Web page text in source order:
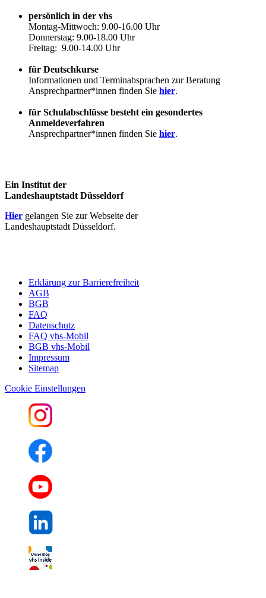
persönlich in der vhs
Montag-Mittwoch: 9.00-16.00 Uhr
Donnerstag: 9.00-18.00 Uhr
Freitag: 9.00-14.00 Uhr
für Deutschkurse
Informationen und Terminabsprachen zur Beratung
Ansprechpartner*innen finden Sie hier.
für Schulabschlüsse besteht ein gesondertes
Anmeldeverfahren
Ansprechpartner*innen finden Sie hier.
Ein Institut der
Landeshauptstadt Düsseldorf
Hier gelangen Sie zur Webseite der
Landeshauptstadt Düsseldorf.
Erklärung zur Barrierefreiheit
AGB
BGB
FAQ
Datenschutz
FAQ vhs-Mobil
BGB vhs-Mobil
Impressum
Sitemap
Cookie Einstellungen